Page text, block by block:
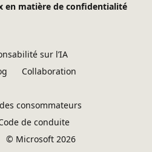
en matière de confidentialité
sur l’IA
Collaboration
consommateurs
de conduite
© Microsoft 2026